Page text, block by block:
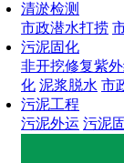
清淤检测
市政潜水打捞
污泥固化
非开挖修复紫
化 泥浆脱水 市
污泥工程
污泥外运 污泥